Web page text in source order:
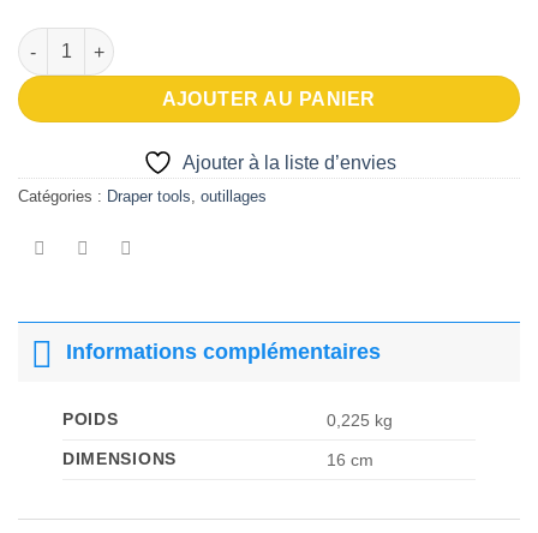
quantité de Pince coupante
AJOUTER AU PANIER
Ajouter à la liste d’envies
Catégories : Draper tools outillages
Informations complémentaires
POIDS
0,225 kg
DIMENSIONS
16 cm